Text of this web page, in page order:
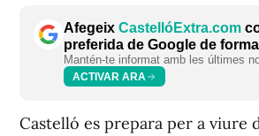
Afegeix CastellóExtra.com
preferida de Google de
Mantén-te informat amb les últimes
ACTIVAR ARA
Castelló es prepara per a viure